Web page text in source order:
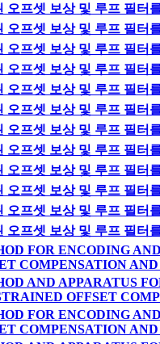
오프셋 보상 및 루프 필터
오프셋 보상 및 루프 필터
오프셋 보상 및 루프 필터
오프셋 보상 및 루프 필터
오프셋 보상 및 루프 필터
오프셋 보상 및 루프 필터
오프셋 보상 및 루프 필터
오프셋 보상 및 루프 필터
오프셋 보상 및 루프 필터
오프셋 보상 및 루프 필터
오프셋 보상 및 루프 필터
오프셋 보상 및 루프 필터
FOR ENCODING
COMPENSATION
AND APPARATUS
OFFSET
FOR ENCODING
COMPENSATION